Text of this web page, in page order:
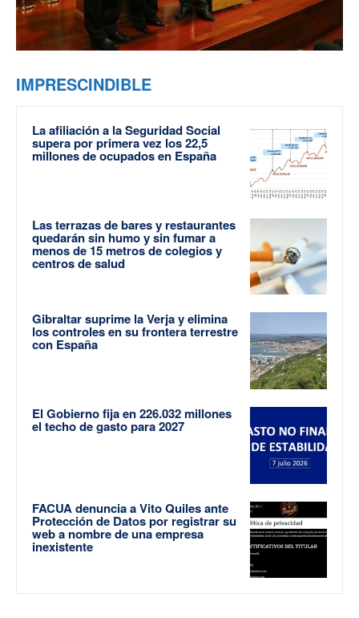
IMPRESCINDIBLE
La afiliación a la Seguridad Social
supera por primera vez los 22,5
millones de ocupados en España
Las terrazas de bares y restaurantes
quedarán sin humo y sin fumar a
menos de 15 metros de colegios y
centros de salud
Gibraltar suprime la Verja y elimina
los controles en su frontera terrestre
con España
El Gobierno fija en 226.032 millones
el techo de gasto para 2027
FACUA denuncia a Vito Quiles ante
Protección de Datos por registrar su
web a nombre de una empresa
inexistente